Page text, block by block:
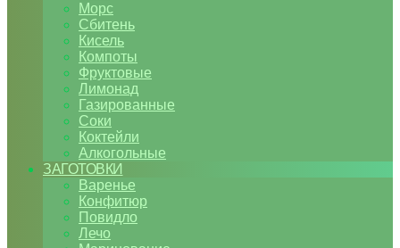
Морс
Сбитень
Кисель
Компоты
Фруктовые
Лимонад
Газированные
Соки
Коктейли
Алкогольные
ЗАГОТОВКИ
Варенье
Конфитюр
Повидло
Лечо